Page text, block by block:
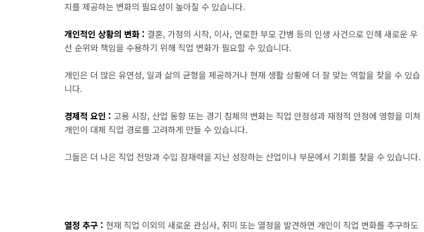
지를 제공하는 변화의 필요성이 높아질 수 있습니다.
개인적인 상황의 변화 : 결혼, 가정의 시작, 이사, 연로한 부모 간병 등의 인생 사건으로 인해 새로운 우
선 순위와 책임을 수용하기 위해 직업 변화가 필요할 수 있습니다.
개인은 더 많은 유연성, 일과 삶의 균형을 제공하거나 현재 생활 상황에 더 잘 맞는 역할을 찾을 수 있습
니다.
경제적 요인 : 고용 시장, 산업 동향 또는 경기 침체의 변화는 직업 안정성과 재정적 안정에 영향을 미쳐
개인이 대체 직업 경로를 고려하게 만들 수 있습니다.
그들은 더 나은 직업 전망과 수입 잠재력을 지닌 성장하는 산업이나 부문에서 기회를 찾을 수 있습니다.
열정 추구 : 현재 직업 이외의 새로운 관심사, 취미 또는 열정을 발견하면 개인이 직업 변화를 추구하도